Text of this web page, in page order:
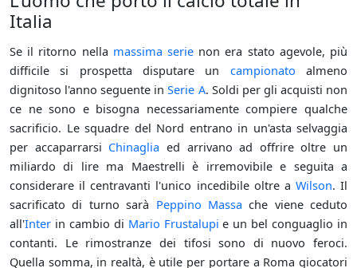
Italia
Se il ritorno nella massima serie non era stato agevole, più
difficile si prospetta disputare un campionato almeno
dignitoso l'anno seguente inSerie A. Soldi per gli acquisti non
ce ne sono e bisogna necessariamente compiere qualche
sacrificio. Le squadre del Nord entrano in un'asta selvaggia
per accaparrarsi Chinaglia ed arrivano ad offrire oltre un
miliardo di lire ma Maestrelli è irremovibile e seguita a
considerare il centravanti l'unico incedibile oltre a Wilson. Il
sacrificato di turno sarà Peppino Massa che viene ceduto
all'Inter in cambio di Mario Frustalupi e un bel conguaglio in
contanti. Le rimostranze dei tifosi sono di nuovo feroci.
Quella somma, in realtà, è utile per portare a Roma giocatori